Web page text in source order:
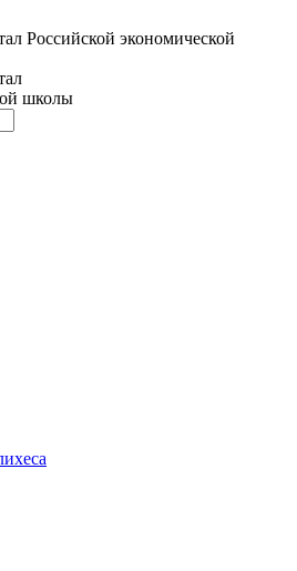
Российской экономической
школы